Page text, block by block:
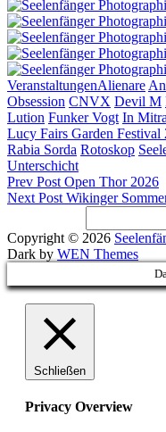
Categories
VeranstaltungenTags,
Alienare
Obsession CNVX Devil M
Lution Funker Vogt In
Lucy Fairs Garden Festival
Rabia Sorda Rotoskop
Unterschicht
Previous
Post
Prev Post Open Thor 2026
Next
Next Post Wikinger
Copyright © 2026
Dark by WEN Themes
Scroll
Up
Schließen
Privacy Overview